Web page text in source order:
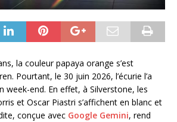
la couleur papaya orange s’est
Pourtant, le 30 juin 2026, l’écurie l’a
week-end. En effet, à Silverstone, les
et Oscar Piastri s’affichent en blanc et
conçue avec Google Gemini, rend